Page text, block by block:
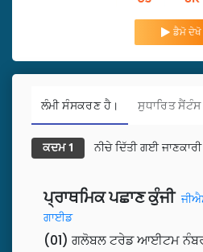
ਡੈਮੋ ਦੇਖੋ
ਲੰਮੀ ਸੰਸਕਰਣ ਹੈ। ਸੁਧਾਰਿਤ ਸੈਂਟੰਸ
ਕਦਮ 1 ਨੀਚੇ ਦਿੱਤੀ ਗਈ
ਪ੍ਰਾਥਮਿਕ ਪਛਾਣ ਕੁੰਜੀ
ਗਾਈਡ
(01) ਗਲੋਬਲ ਟਰੇਡ ਆਈਟਮ